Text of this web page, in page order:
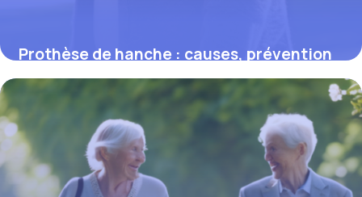
Prothèse de hanche : causes, prévention
et traitements efficaces